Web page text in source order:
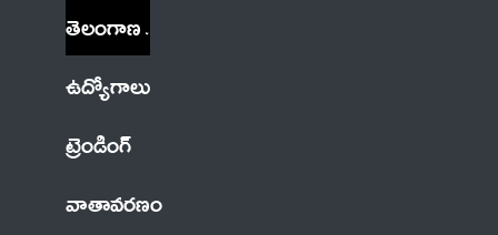
తెలంగాణ
ఉద్యోగాలు
ట్రెండింగ్
వాతావరణం